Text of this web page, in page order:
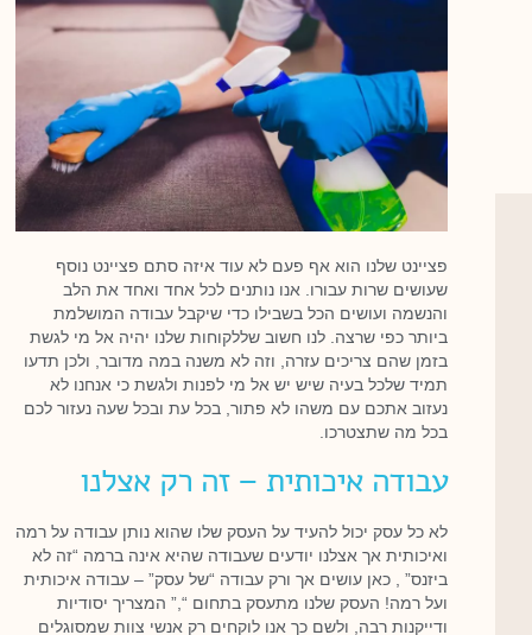
פציינט שלנו הוא אף פעם לא עוד איזה סתם פציינט נוסף
שעושים שרות עבורו. אנו נותנים לכל אחד ואחד את הלב
והנשמה ועושים הכל בשבילו כדי שיקבל עבודה המושלמת
ביותר כפי שרצה. לנו חשוב שללקוחות שלנו יהיה אל מי לגשת
בזמן שהם צריכים עזרה, וזה לא משנה במה מדובר, ולכן תדעו
תמיד שלכל בעיה שיש יש אל מי לפנות ולגשת כי אנחנו לא
נעזוב אתכם עם משהו לא פתור, בכל עת ובכל שעה נעזור לכם
בכל מה שתצטרכו.
עבודה איכותית – זה רק אצלנו
לא כל עסק יכול להעיד על העסק שלו שהוא נותן עבודה על רמה
ואיכותית אך אצלנו יודעים שעבודה שהיא אינה ברמה “זה לא
ביזנס” , כאן עושים אך ורק עבודה “של עסק” – עבודה איכותית
ועל רמה! העסק שלנו מתעסק בתחום “,” המצריך יסודיות
ודייקנות רבה, ולשם כך אנו לוקחים רק אנשי צוות שמסוגלים